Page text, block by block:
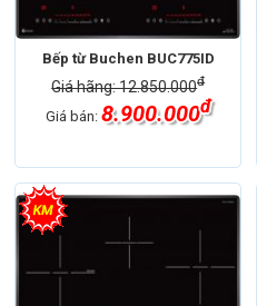
Bếp từ Buchen BUC775ID
Giá hãng: 12.850.000đ
Giá bán: 8.900.000đ